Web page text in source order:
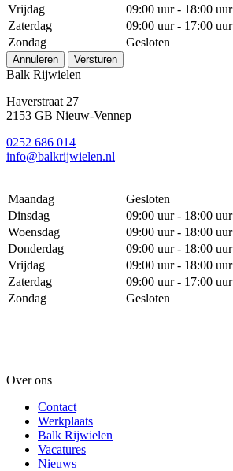
Vrijdag
09:00 uur - 18:00 uur
Zaterdag
09:00 uur - 17:00 uur
Zondag
Gesloten
Annuleren Versturen
Balk Rijwielen
Haverstraat 27
2153 GB Nieuw-Vennep
0252 686 014
info@balkrijwielen.nl
Maandag
Gesloten
Dinsdag
09:00 uur - 18:00 uur
Woensdag
09:00 uur - 18:00 uur
Donderdag
09:00 uur - 18:00 uur
Vrijdag
09:00 uur - 18:00 uur
Zaterdag
09:00 uur - 17:00 uur
Zondag
Gesloten
Over ons
Contact
Werkplaats
Balk Rijwielen
Vacatures
Nieuws